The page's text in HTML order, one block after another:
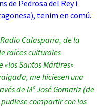
de Pedrosa del Rey i
tenim en comú.
Calasparra, de la
raíces culturales
Santos Mártires»
me hiciesen una
de Mª José Gomariz (de
compartir con los